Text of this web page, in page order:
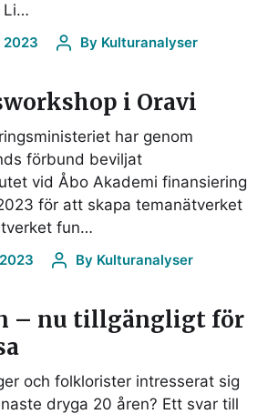
Li…
2023 By Kulturanalyser
i Oravi
har genom
förbund beviljat
vid Åbo Akademi finansiering
för att skapa temanätverket
fun…
By Kulturanalyser
– nu tillgängligt för
och folklorister intresserat sig
dryga 20 åren? Ett svar till